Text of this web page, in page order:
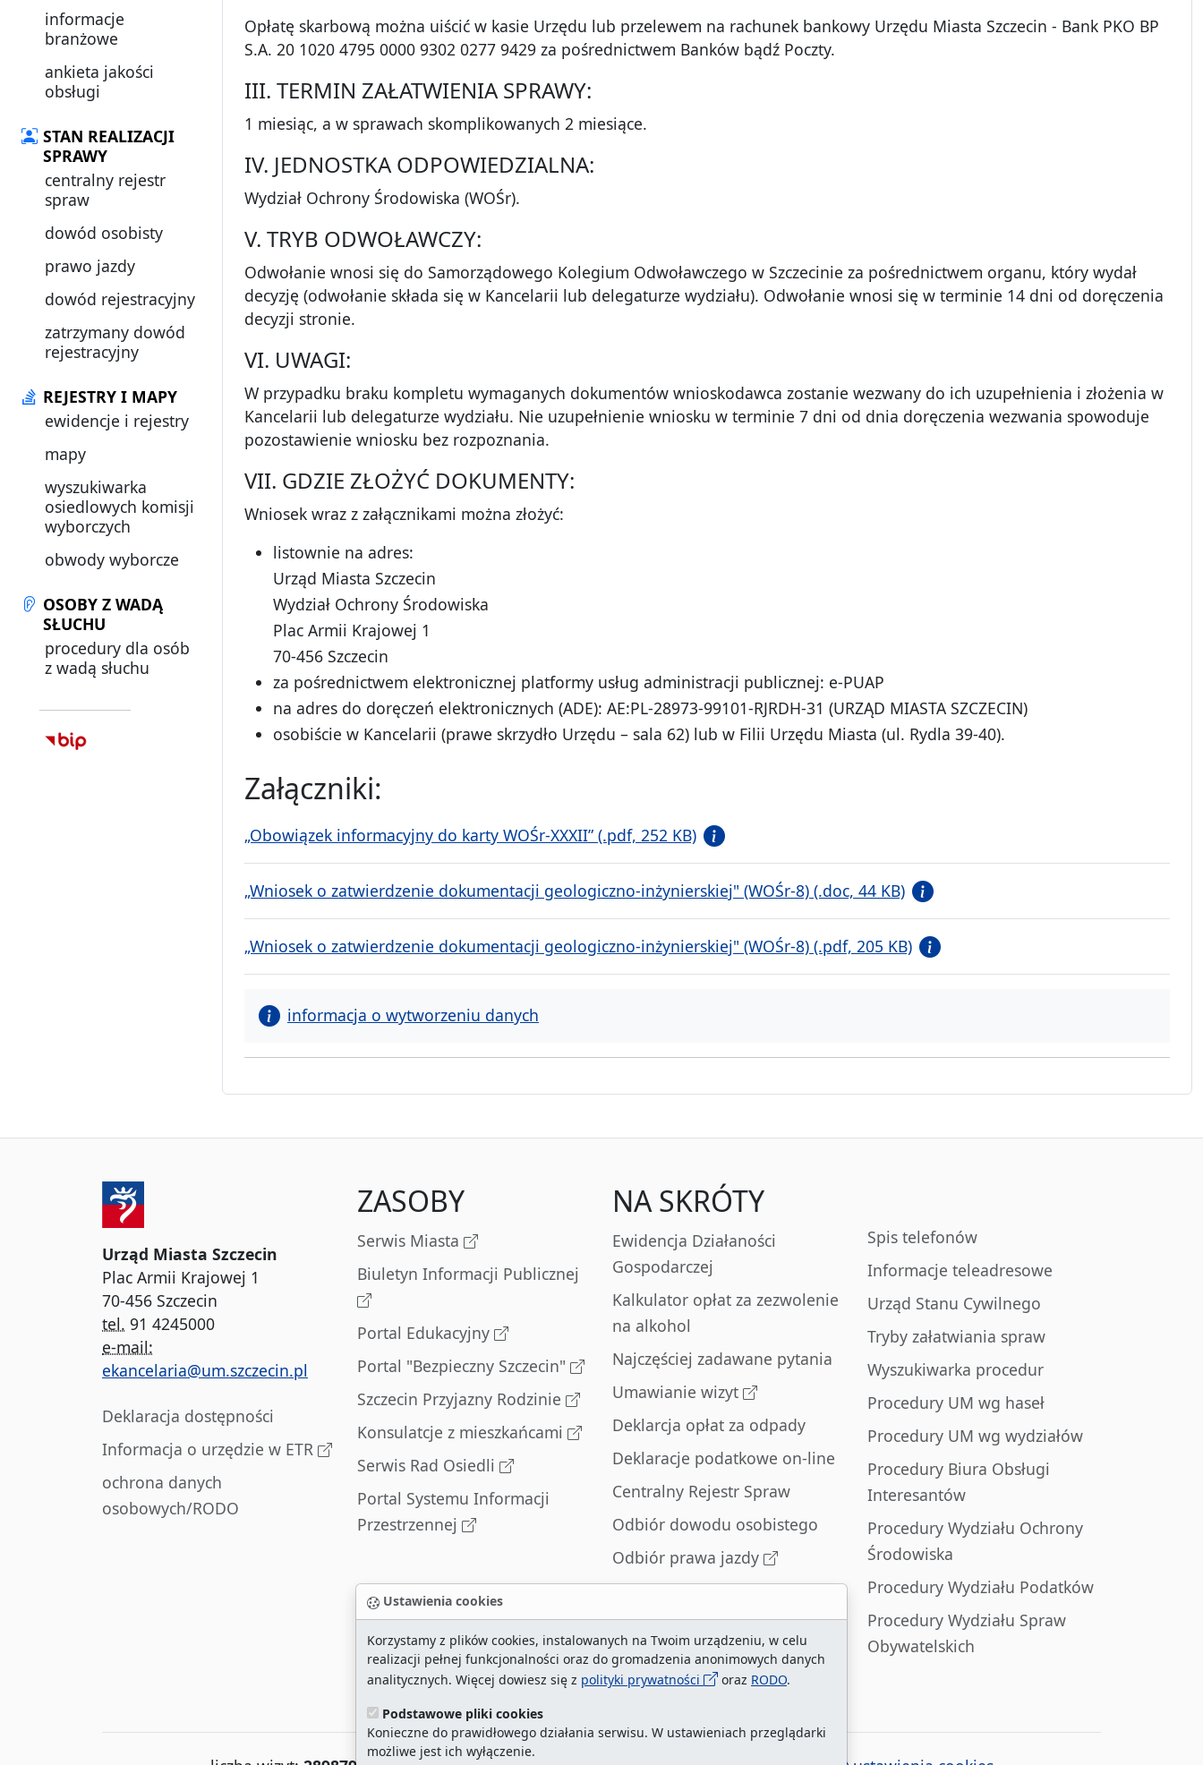
Ustawienia cookies
Korzystamy z plików cookies, instalowanych na Twoim urządzeniu, w celu
realizacji pełnej funkcjonalności oraz do gromadzenia anonimowych danych
analitycznych. Więcej dowiesz się z polityki prywatności oraz RODO.
Podstawowe pliki cookies
Konieczne do prawidłowego działania serwisu. W ustawieniach przeglądarki
możliwe jest ich wyłączenie.
informacje
branżowe
ankieta jakości
obsługi
STAN REALIZACJI
SPRAWY
centralny rejestr
spraw
dowód osobisty
prawo jazdy
dowód rejestracyjny
zatrzymany dowód
rejestracyjny
REJESTRY I MAPY
ewidencje i rejestry
mapy
wyszukiwarka
osiedlowych komisji
wyborczych
obwody wyborcze
OSOBY Z WADĄ
SŁUCHU
procedury dla osób
z wadą słuchu
Opłatę skarbową można uiścić w kasie Urzędu lub przelewem na rachunek bankowy Urzędu Miasta Szczecin - Bank PKO BP
S.A. 20 1020 4795 0000 9302 0277 9429 za pośrednictwem Banków bądź Poczty.
III. TERMIN ZAŁATWIENIA SPRAWY:
1 miesiąc, a w sprawach skomplikowanych 2 miesiące.
IV. JEDNOSTKA ODPOWIEDZIALNA:
Wydział Ochrony Środowiska (WOŚr).
V. TRYB ODWOŁAWCZY:
Odwołanie wnosi się do Samorządowego Kolegium Odwoławczego w Szczecinie za pośrednictwem organu, który wydał
decyzję (odwołanie składa się w Kancelarii lub delegaturze wydziału). Odwołanie wnosi się w terminie 14 dni od doręczenia
decyzji stronie.
VI. UWAGI:
W przypadku braku kompletu wymaganych dokumentów wnioskodawca zostanie wezwany do ich uzupełnienia i złożenia w
Kancelarii lub delegaturze wydziału. Nie uzupełnienie wniosku w terminie 7 dni od dnia doręczenia wezwania spowoduje
pozostawienie wniosku bez rozpoznania.
VII. GDZIE ZŁOŻYĆ DOKUMENTY:
Wniosek wraz z załącznikami można złożyć:
listownie na adres:
Urząd Miasta Szczecin
Wydział Ochrony Środowiska
Plac Armii Krajowej 1
70-456 Szczecin
za pośrednictwem elektronicznej platformy usług administracji publicznej: e-PUAP
na adres do doręczeń elektronicznych (ADE): AE:PL-28973-99101-RJRDH-31 (URZĄD MIASTA SZCZECIN)
osobiście w Kancelarii (prawe skrzydło Urzędu – sala 62) lub w Filii Urzędu Miasta (ul. Rydla 39-40).
Załączniki:
„Obowiązek informacyjny do karty WOŚr-XXXII” (.pdf, 252 KB)
„Wniosek o zatwierdzenie dokumentacji geologiczno-inżynierskiej" (WOŚr-8) (.doc, 44 KB)
„Wniosek o zatwierdzenie dokumentacji geologiczno-inżynierskiej" (WOŚr-8) (.pdf, 205 KB)
informacja o wytworzeniu danych
Urząd Miasta Szczecin
Plac Armii Krajowej 1
70-456 Szczecin
tel. 91 4245000
e-mail:
ekancelaria@um.szczecin.pl
Deklaracja dostępności
Informacja o urzędzie w ETR
ochrona danych
osobowych/RODO
ZASOBY
Serwis Miasta
Biuletyn Informacji Publicznej
Portal Edukacyjny
Portal "Bezpieczny Szczecin"
Szczecin Przyjazny Rodzinie
Konsulatcje z mieszkańcami
Serwis Rad Osiedli
Portal Systemu Informacji
Przestrzennej
NA SKRÓTY
Ewidencja Działaności
Gospodarczej
Kalkulator opłat za zezwolenie
na alkohol
Najczęściej zadawane pytania
Umawianie wizyt
Deklarcja opłat za odpady
Deklaracje podatkowe on-line
Centralny Rejestr Spraw
Odbiór dowodu osobistego
Odbiór prawa jazdy
Odbiór dowodu
rejestracyjnego
Zatrzymane dowody
rejestracyjne
Spis telefonów
Informacje teleadresowe
Urząd Stanu Cywilnego
Tryby załatwiania spraw
Wyszukiwarka procedur
Procedury UM wg haseł
Procedury UM wg wydziałów
Procedury Biura Obsługi
Interesantów
Procedury Wydziału Ochrony
Środowiska
Procedury Wydziału Podatków
Procedury Wydziału Spraw
Obywatelskich